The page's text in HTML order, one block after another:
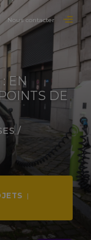
Nous contacter
EN
DE
/
|